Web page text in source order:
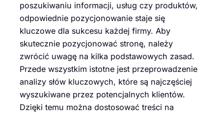
poszukiwaniu informacji, usług czy produktów,
odpowiednie pozycjonowanie staje się
kluczowe dla sukcesu każdej firmy. Aby
skutecznie pozycjonować stronę, należy
zwrócić uwagę na kilka podstawowych zasad.
Przede wszystkim istotne jest przeprowadzenie
analizy słów kluczowych, które są najczęściej
wyszukiwane przez potencjalnych klientów.
Dzięki temu można dostosować treści na